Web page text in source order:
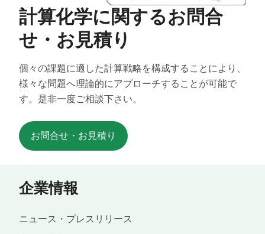
計算化学に関するお問合
せ・お見積り
個々の課題に適した計算戦略を構成することにより、
様々な問題へ理論的にアプローチすることが可能で
す。是非一度ご相談下さい。
お問合せ・お見積り
企業情報
ニュース・プレスリリース